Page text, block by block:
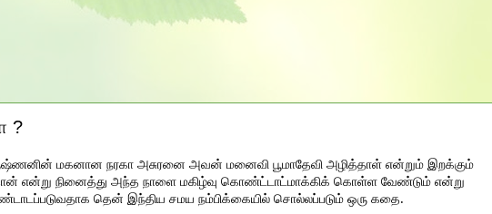
?
மகனான நரகா அசுரனை அவன் மனைவி பூமாதேவி அழித்தாள் என்றும் இறக்கும்
என்று நினைத்து அந்த நாளை மகிழ்வு கொண்ட்டாட்மாக்கிக் கொள்ள வேண்டும் என்று
தென் இந்திய சமய நம்பிக்கையில் சொல்லப்படும் ஒரு கதை.